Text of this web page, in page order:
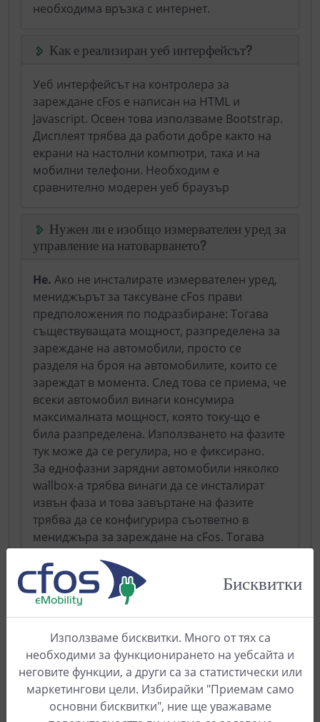
необходима връзка с интернет.
Как е реализиран уеб интерфейсът?
Уеб интерфейсът на контролера за
зареждане cFos е написан на HTML и
Javascript. Освен това използваме Bootstrap.
Дисплеят трябва да работи добре както на
екрани на настолни компютри, така и на
мобилни телефони. Необходим е
сравнително модерен уеб браузър
Нужен ли е изобщо измервателен уред за
управление на натоварването?
Не. Ако не инсталирате измервателен уред,
мениджърът за таксуване cFos прави
предположения по подразбиране: Тогава
съществуващата мощност, разпределена за
зареждане на автомобили, просто се
разделя на броя на автомобилите, които се
зареждат в момента. След това се приема, че
всеки автомобил винаги консумира
максималната мощност, която току-що е
била разпределена. Използването на фазите
тук може да се регулира, но е фиксирано.
За еднофазни зарядни автомобили няколко
wallbox-а трябва винаги да се инсталират
извън фаза и това завъртане на фазите
трябва да се конфигурира съответно в
мениджъра за зареждане на cFos. Тогава
да осигури по 16 A на два автомобила, които
се зареждат едновременно, с обща мощност
11 kW (3 x 16 A).
Искам да измервам токове над 80 А. Как
да използвам трансформаторен метър?
Мениджърът за таксуване на cFos може да
работи с различни измервателни уреди,
Бисквитки
Използваме бисквитки. Много от тях са
необходими за функционирането на уебсайта и
неговите функции, а други са за статистически или
маркетингови цели. Избирайки "Приемам само
основни бисквитки", ние ще уважаваме